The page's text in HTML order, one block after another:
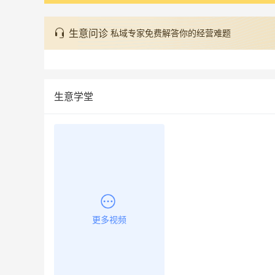
生意问诊 私域专家免费解答你的经营难题
生意学堂
更多视频